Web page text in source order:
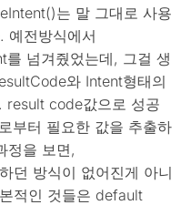
는 말 그대로 사용
예전방식에서
넘겨줬었는데, 그걸 생
와 Intent형태의
result code값으로 성공
부터 필요한 값을 추출하
정을 보면,
던 방식이 없어진게 아니
적인 것들은 default